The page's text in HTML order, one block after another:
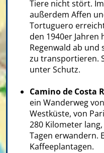
Tiere nicht stört.
außerdem Affen
Tortuguero
den 1940er Jahren
Regenwald ab und
zu transportieren.
unter Schutz.
Camino de Costa
ein Wanderweg
Westküste, von
280 Kilometer
Tagen erwandern.
Kaffeeplantagen.